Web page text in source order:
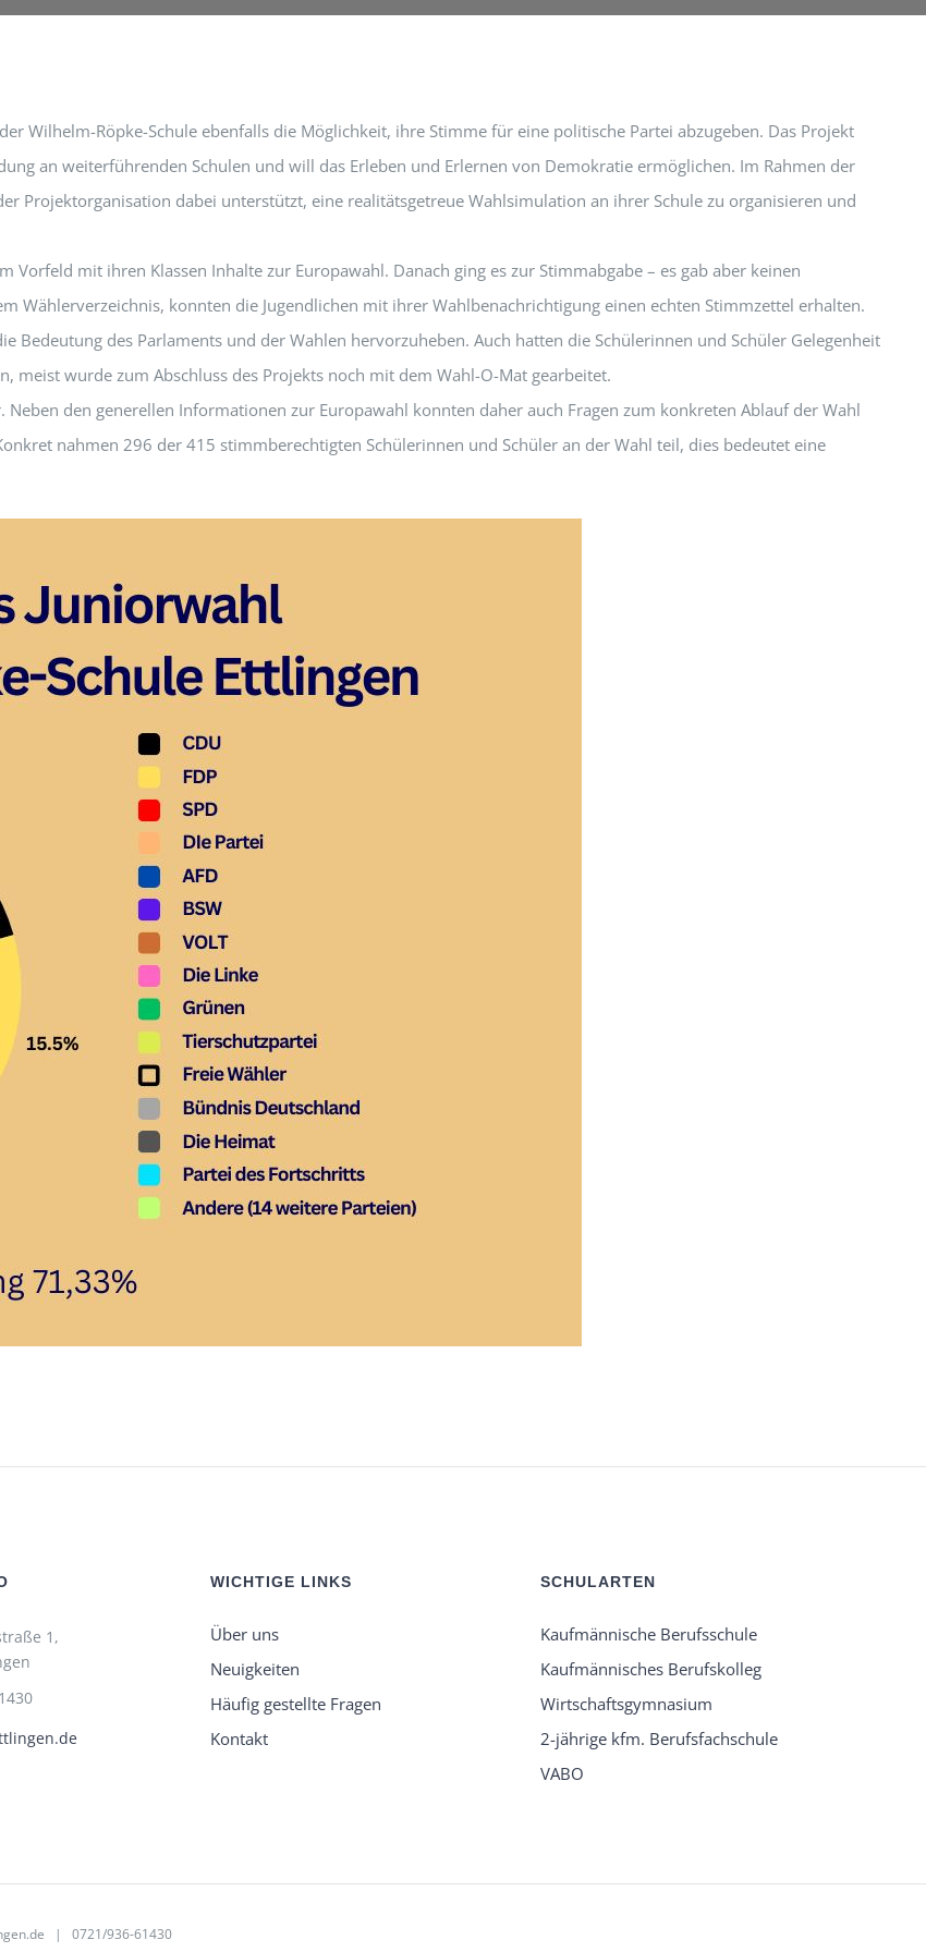
Wilhelm-Röpke-Schule ebenfalls die Möglichkeit, ihre Stimme für eine politische Partei abzugeben. Das Projekt
an weiterführenden Schulen und will das Erleben und Erlernen von Demokratie ermöglichen. Im Rahmen der
Projektorganisation dabei unterstützt, eine realitätsgetreue Wahlsimulation an ihrer Schule zu organisieren und
mit ihren Klassen Inhalte zur Europawahl. Danach ging es zur Stimmabgabe – es gab aber keinen
Wählerverzeichnis, konnten die Jugendlichen mit ihrer Wahlbenachrichtigung einen echten Stimmzettel erhalten.
Bedeutung des Parlaments und der Wahlen hervorzuheben. Auch hatten die Schülerinnen und Schüler Gelegenheit
meist wurde zum Abschluss des Projekts noch mit dem Wahl-O-Mat gearbeitet.
den generellen Informationen zur Europawahl konnten daher auch Fragen zum konkreten Ablauf der Wahl
nahmen 296 der 415 stimmberechtigten Schülerinnen und Schüler an der Wahl teil, dies bedeutet eine
1,
WICHTIGE LINKS
Über uns
Neuigkeiten
Häufig gestellte Fragen
Kontakt
SCHULARTEN
Kaufmännische Berufsschule
Kaufmännisches Berufskolleg
Wirtschaftsgymnasium
2-jährige kfm. Berufsfachschule
VABO
| 0721/936-61430